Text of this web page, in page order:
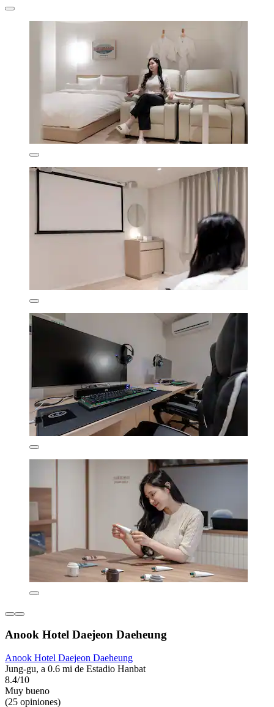
Anook Hotel Daejeon Daeheung
Anook Hotel Daejeon Daeheung
Jung-gu, a 0.6 mi de Estadio Hanbat
8.4/10
Muy bueno
(25 opiniones)